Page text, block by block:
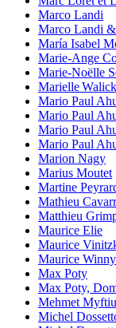
Marco Landi
Marco Landi
María Isabel
Marie-Ange
Marie-Noëlle
Marielle
Mario Paul
Mario Paul
Mario Paul
Mario Paul
Marion Nagy
Marius Moutet
Martine
Mathieu
Matthieu
Maurice Elie
Maurice
Maurice
Max Poty
Max Poty,
Mehmet Myftiu
Michel